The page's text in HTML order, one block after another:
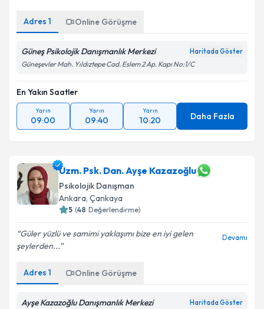
Adres 1 Online Görüşme
Güneş Psikolojik Danışmanlık Merkezi Haritada Göster
Güneşevler Mah. Yıldıztepe Cad. Eslem 2 Ap. Kapı No:1/C
En Yakın Saatler
Yarın
09:00
Yarın
09:40
Yarın
10:20 Daha Fazla
Uzm. Psk. Dan. Ayşe Kazazoğlu
Psikolojik Danışman
Ankara, Çankaya
5 (48 Değerlendirme)
Güler yüzlü ve samimi yaklaşımı bize en iyi gelen
şeylerden...
Devamı
Adres 1 Online Görüşme
Ayşe Kazazoğlu Danışmanlık Merkezi Haritada Göster